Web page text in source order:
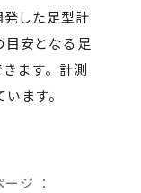
した足型計
目安となる足
ます。計測
ます。
ジ ：